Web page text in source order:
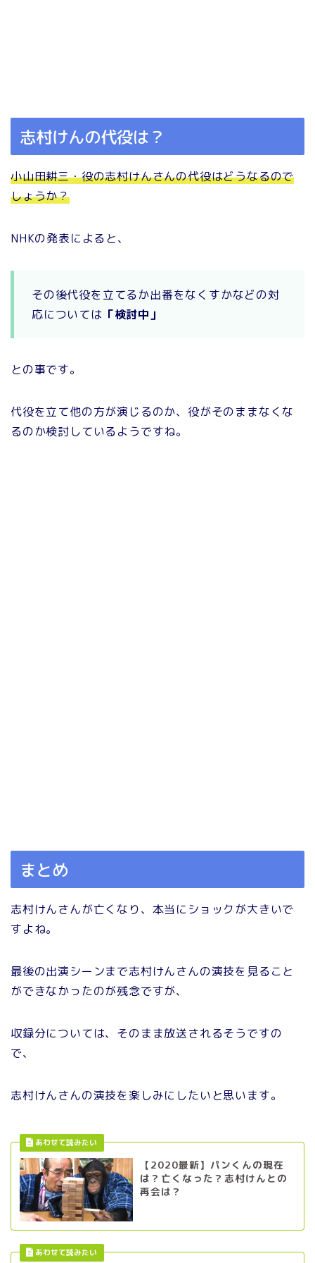
志村けんの代役は？
小山田耕三・役の志村けんさんの代役はどうなるので
しょうか？
NHKの発表によると、
その後代役を立てるか出番をなくすかなどの対
応については 「検討中」
との事です。
代役を立て他の方が演じるのか、役がそのままなくな
るのか検討しているようですね。
まとめ
志村けんさんが亡くなり、本当にショックが大きいで
すよね。
最後の出演シーンまで志村けんさんの演技を見ること
ができなかったのが残念ですが、
収録分については、そのまま放送されるそうですの
で、
志村けんさんの演技を楽しみにしたいと思います。
【2020最新】パンくんの現在
は？亡くなった？志村けんとの
再会は？